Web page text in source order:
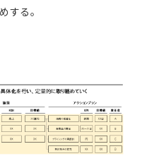
する。